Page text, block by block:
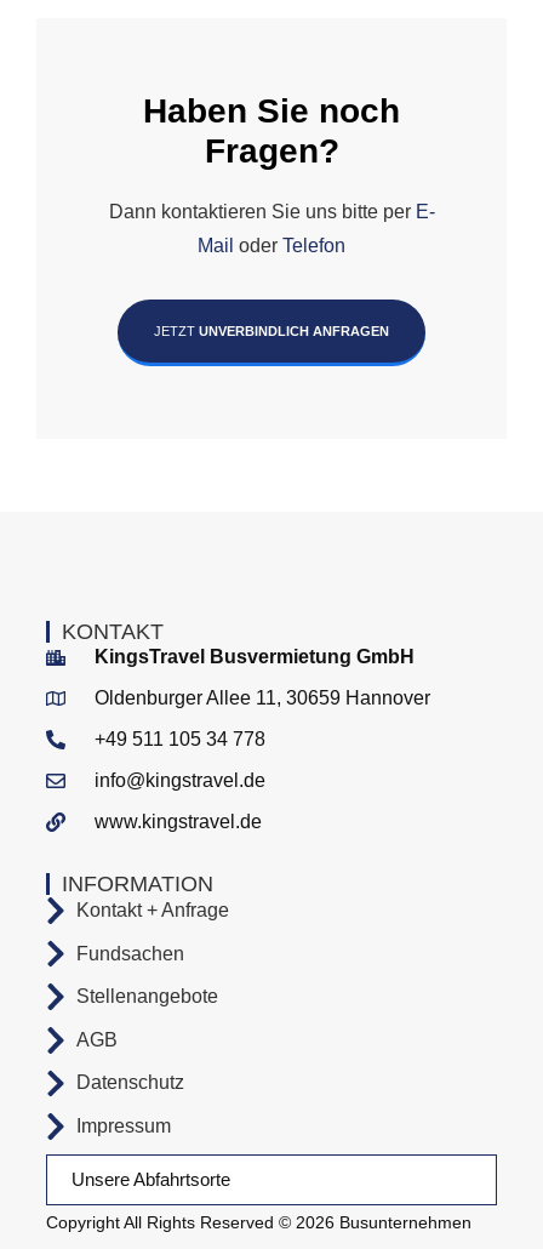
Haben Sie noch
Fragen?
Dann kontaktieren Sie uns bitte per E-
Mail oder Telefon
JETZT UNVERBINDLICH ANFRAGEN
Copyright All Rights Reserved © 2026 Busunternehmen
Unsere Abfahrtsorte
INFORMATION
Kontakt + Anfrage
Fundsachen
Stellenangebote
AGB
Datenschutz
Impressum
KONTAKT
KingsTravel Busvermietung GmbH
Oldenburger Allee 11, 30659 Hannover
+49 511 105 34 778
info@kingstravel.de
www.kingstravel.de